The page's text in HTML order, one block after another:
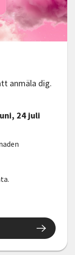
anmäla dig.
24 juli